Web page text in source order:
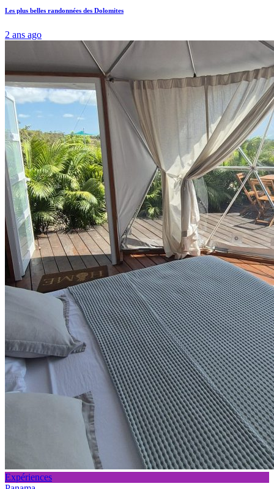
Les plus belles randonnées des Dolomites
2 ans ago
Expériences